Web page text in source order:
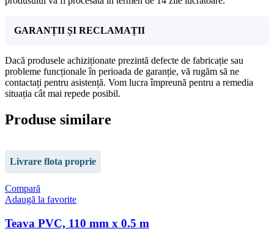
GARANȚII ȘI RECLAMAȚII
Dacă produsele achiziționate prezintă defecte de fabricație sau
probleme funcționale în perioada de garanție, vă rugăm să ne
contactați pentru asistență. Vom lucra împreună pentru a remedia
situația cât mai repede posibil.
Produse similare
Livrare flota proprie
Compară
Adaugă la favorite
Teava PVC, 110 mm x 0.5 m